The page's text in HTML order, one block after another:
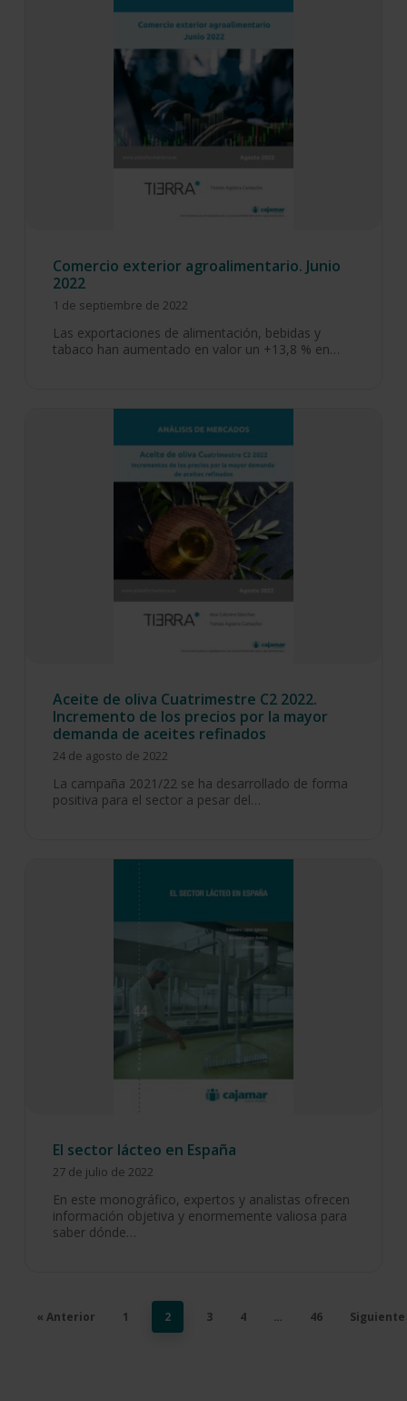
Comercio exterior agroalimentario. Junio
2022
1 de septiembre de 2022
Las exportaciones de alimentación, bebidas y
tabaco han aumentado en valor un +13,8 % en…
Aceite de oliva Cuatrimestre C2 2022.
Incremento de los precios por la mayor
demanda de aceites refinados
24 de agosto de 2022
La campaña 2021/22 se ha desarrollado de forma
positiva para el sector a pesar del…
El sector lácteo en España
27 de julio de 2022
En este monográfico, expertos y analistas ofrecen
información objetiva y enormemente valiosa para
saber dónde…
« Anterior 1 2 3 4 … 46 Siguiente